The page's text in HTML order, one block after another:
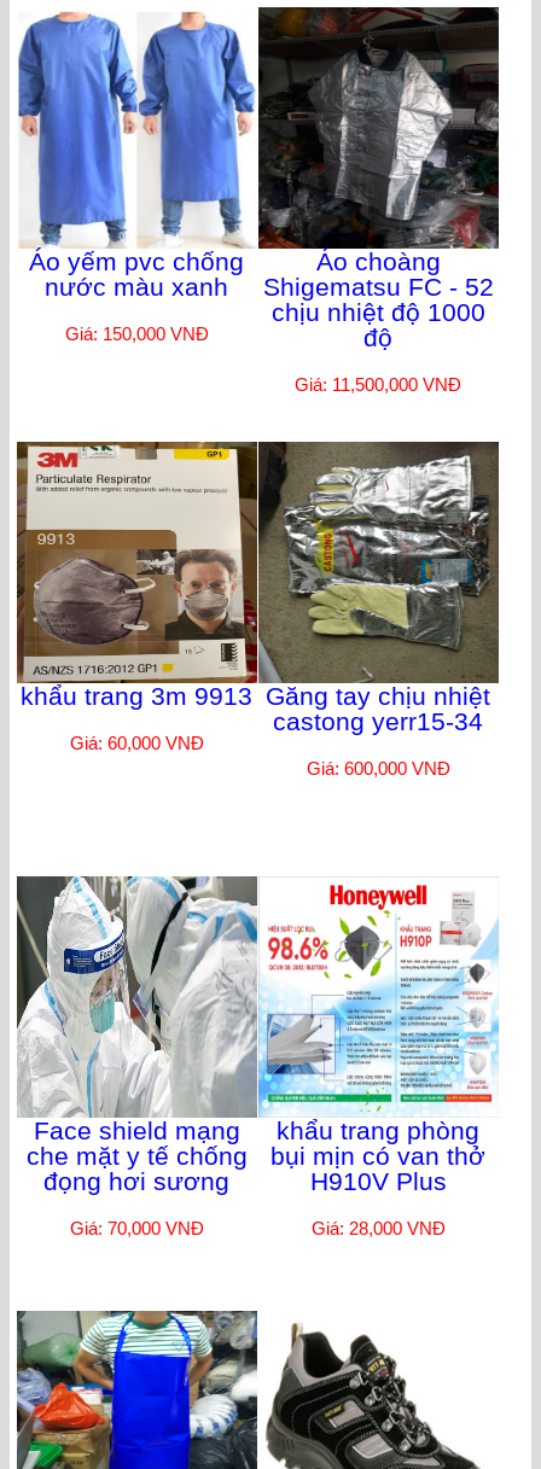
Áo yếm pvc chống
nước màu xanh
Giá: 150,000 VNĐ
Áo choàng
Shigematsu FC - 52
chịu nhiệt độ 1000
độ
Giá: 11,500,000 VNĐ
khẩu trang 3m 9913
Giá: 60,000 VNĐ
Găng tay chịu nhiệt
castong yerr15-34
Giá: 600,000 VNĐ
Face shield mạng
che mặt y tế chống
đọng hơi sương
Giá: 70,000 VNĐ
khẩu trang phòng
bụi mịn có van thở
H910V Plus
Giá: 28,000 VNĐ